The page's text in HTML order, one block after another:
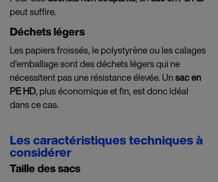
peut suffire.
Déchets légers
Les papiers froissés, le polystyrène ou les calages
d’emballage sont des déchets légers qui ne
nécessitent pas une résistance élevée. Unsac en
PE HD, plus économique et fin, est donc idéal
dans ce cas.
Les caractéristiques techniques à
considérer
Taille des sacs